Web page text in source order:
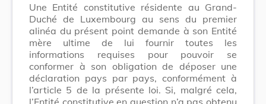
Une Entité constitutive résidente au Grand-
Duché de Luxembourg au sens du premier
alinéa du présent point demande à son Entité
mère ultime de lui fournir toutes les
informations requises pour pouvoir se
conformer à son obligation de déposer une
déclaration pays par pays, conformément à
l’article 5 de la présente loi. Si, malgré cela,
l’Entité constitutive en question n’a pas obtenu